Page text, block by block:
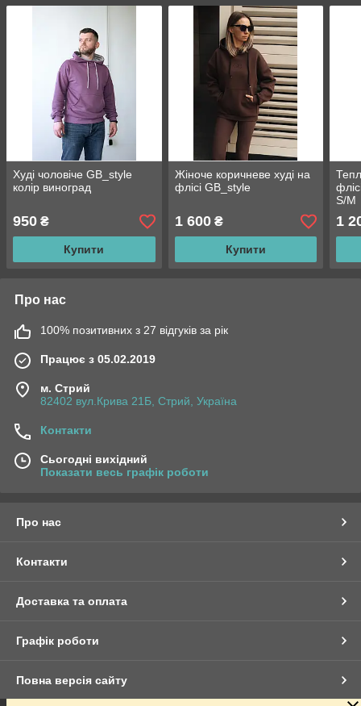
Худі чоловіче GB_style
колір виноград
950 ₴
Купити
Жіноче коричневе худі на
флісі GB_style
1 600₴
Купити
S/M
1
Про нас
100% позитивних з 27 відгуків за рік
Працює з 05.02.2019
м. Стрий
82402 вул.Крива 21Б, Стрий, Україна
Контакти
Сьогодні вихідний
Показати весь графік роботи
Про нас
Контакти
Доставка та оплата
Графік роботи
Повна версія сайту